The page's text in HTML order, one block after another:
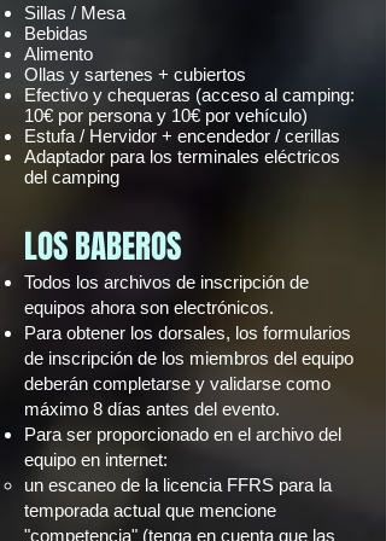
Sillas / Mesa
Bebidas
Alimento
Ollas y sartenes + cubiertos
Efectivo y chequeras (acceso al camping:
10€ por persona y 10€ por vehículo)
Estufa / Hervidor + encendedor / cerillas
Adaptador para los terminales eléctricos
del camping
LOS BABEROS
Todos los archivos de inscripción de
equipos ahora son electrónicos.
Para obtener los dorsales, los formularios
de inscripción de los miembros del equipo
deberán completarse y validarse como
máximo 8 días antes del evento.
Para ser proporcionado en el archivo del
equipo en internet:
un escaneo de la licencia FFRS para la
temporada actual que mencione
"competencia" (tenga en cuenta que las